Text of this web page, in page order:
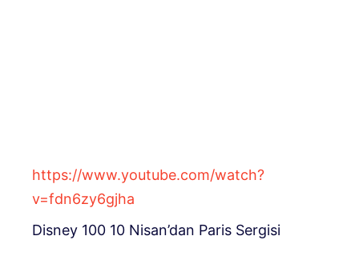
https://www.youtube.com/watch?
v=fdn6zy6gjha
Disney 100 10 Nisan’dan Paris Sergisi